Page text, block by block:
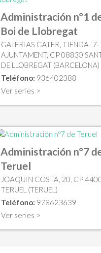
Administración nº1
Boi de Llobregat
GALERIAS GATER, TIENDA- 7-
AJUNTAMENT, CP 08830
DE LLOBREGAT (BARCELONA)
Teléfono: 936402388
Ver series >
Administración nº7
Teruel
JOAQUIN COSTA, 20, CP
TERUEL (TERUEL)
Teléfono: 978623639
Ver series >